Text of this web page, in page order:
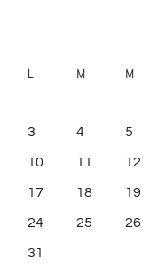
L M M
3 4 5
10 11 12
17 18 19
24 25 26
31